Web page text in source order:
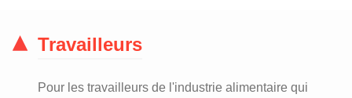
Travailleurs
Pour les travailleurs de l'industrie alimentaire qui